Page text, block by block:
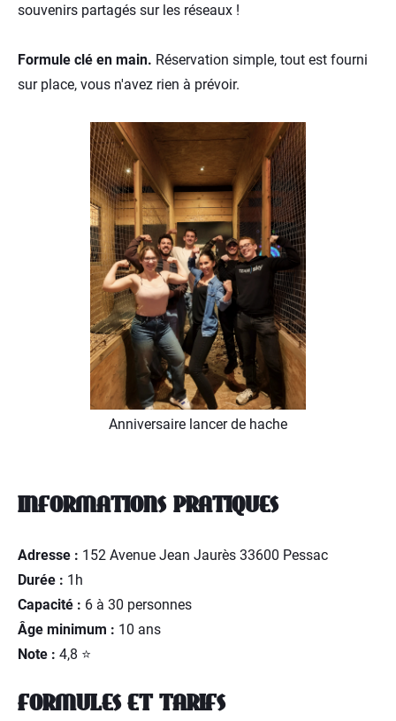
souvenirs partagés sur les réseaux !
Formule clé en main. Réservation simple, tout est fourni
sur place, vous n'avez rien à prévoir.
Anniversaire lancer de hache
INFORMATIONS PRATIQUES
Adresse : 152 Avenue Jean Jaurès 33600 Pessac
Durée : 1h
Capacité : 6 à 30 personnes
Âge minimum : 10 ans
Note : 4,8 ⭐
FORMULES ET TARIFS